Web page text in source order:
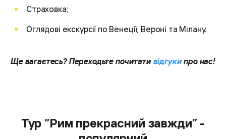
Страховка;
Оглядові екскурсії по Венеції, Вероні та Мілану.
Ще вагаєтесь? Переходьте почитати відгукипро нас!
Тур “Рим прекрасний завжди” -